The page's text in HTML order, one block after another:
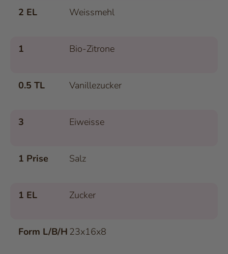
2 EL Weissmehl
1 Bio-Zitrone
0.5 TL Vanillezucker
3 Eiweisse
1 Prise Salz
1 EL Zucker
Form L/B/H 23x16x8